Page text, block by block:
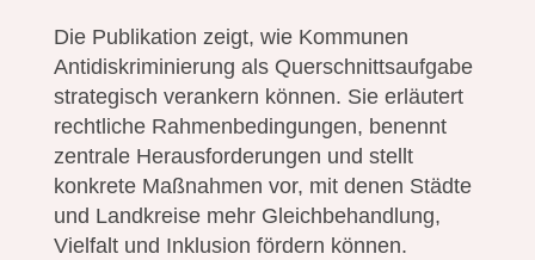
Die Publikation zeigt, wie Kommunen
Antidiskriminierung als Querschnittsaufgabe
strategisch verankern können. Sie erläutert
rechtliche Rahmenbedingungen, benennt
zentrale Herausforderungen und stellt
konkrete Maßnahmen vor, mit denen Städte
und Landkreise mehr Gleichbehandlung,
Vielfalt und Inklusion fördern können.